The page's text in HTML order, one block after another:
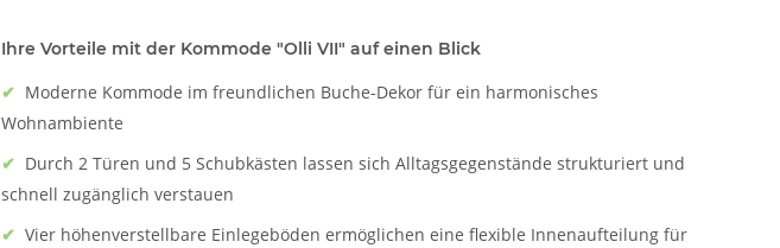
Ihre Vorteile mit der Kommode "Olli VII" auf einen Blick
✔ Moderne Kommode im freundlichen Buche-Dekor für ein harmonisches
Wohnambiente
✔ Durch 2 Türen und 5 Schubkästen lassen sich Alltagsgegenstände strukturiert und
schnell zugänglich verstauen
✔ Vier höhenverstellbare Einlegeböden ermöglichen eine flexible Innenaufteilung für